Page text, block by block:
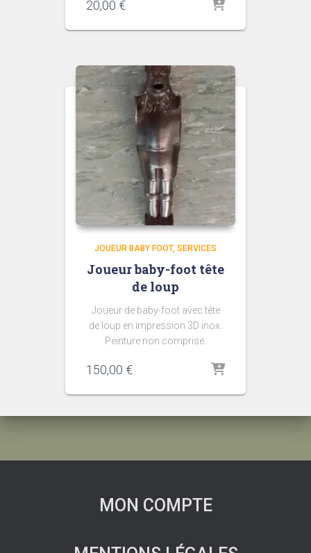
20,00 €
JOUEUR BABY FOOT SERVICES
Joueur baby-foot tête
de loup
Joueur de baby-foot avec tête
de loup en impression 3D inox.
Peinture non comprise.
150,00 €
MON COMPTE